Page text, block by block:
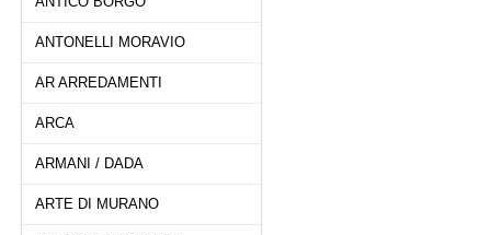
ANTONELLI MORAVIO
AR ARREDAMENTI
ARCA
ARMANI / DADA
ARTE DI MURANO